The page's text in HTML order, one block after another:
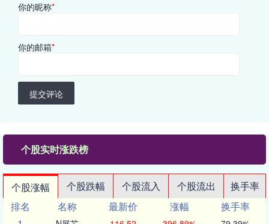
你的昵称*
你的邮箱*
提交评论
个股实时涨跌榜
个股涨幅 个股跌幅 个股流入 个股流出
换手率
排名
名称 最新价 涨幅
换手率